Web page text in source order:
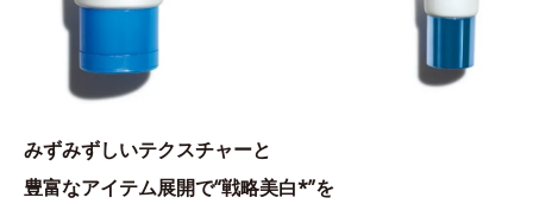
みずみずしいテクスチャーと
豊富なアイテム展開で“戦略美白*”を